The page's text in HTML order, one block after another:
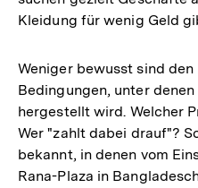
Kleidung für wenig Geld
Weniger bewusst sind
Bedingungen, unter
hergestellt wird. Welcher
Wer "zahlt dabei drauf"?
bekannt, in denen vom
Rana-Plaza in